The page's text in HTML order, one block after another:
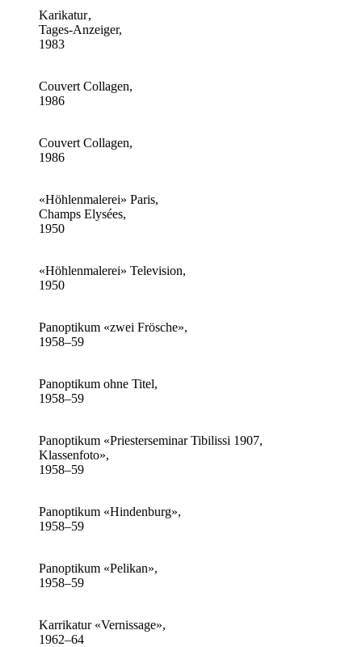
Karikatur ,
Tages-Anzeiger,
1983
Couvert Collagen,
1986
Couvert Collagen,
1986
«Höhlenmalerei» Paris,
Champs Elysées,
1950
«Höhlenmalerei» Television,
1950
Panoptikum «zwei Frösche»,
1958–59
Panoptikum ohne Titel,
1958–59
Panoptikum «Priesterseminar Tibilissi 1907,
Klassenfoto»,
1958–59
Panoptikum «Hindenburg»,
1958–59
Panoptikum «Pelikan»,
1958–59
Karrikatur «Vernissage»,
1962–64